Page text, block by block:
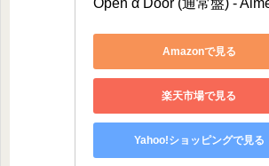
Open α Door (通常盤) -
Amazonで見る
楽天市場で見る
Yahoo!ショッピングで見る